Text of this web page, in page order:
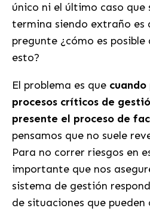
único ni el último caso que
termina siendo extraño es
pregunte ¿cómo es
esto?
El problema es que cuando
procesos críticos de
presente el proceso de
pensamos que no suele
Para no correr riesgos en
importante que nos
sistema de gestión
de situaciones que pueden